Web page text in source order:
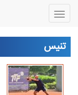
Toggle
navigation
تنیس